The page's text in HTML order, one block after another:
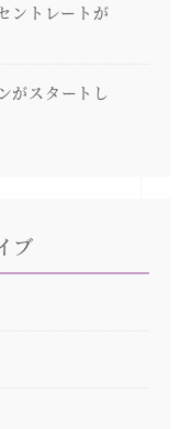
ントレートが
がスタートし
ブ